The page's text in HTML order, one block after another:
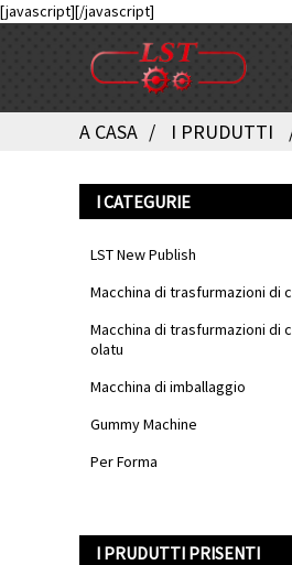
[javascript][/javascript]
A CASA I PRUDUTTI
I CATEGURIE
LST New Publish
Macchina di trasfurmazioni di
Macchina di trasfurmazioni di
olatu
Macchina di imballaggio
Gummy Machine
Per Forma
I PRUDUTTI PRISENTI